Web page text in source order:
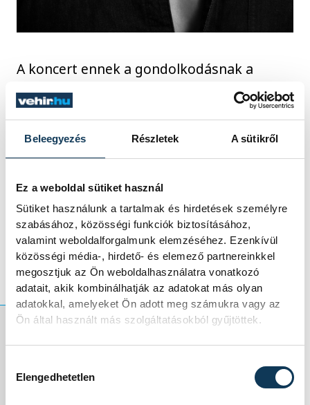
Beleegyezés Részletek A sütikről
Ez a weboldal sütiket használ
Sütiket használunk a tartalmak és hirdetések személyre
szabásához, közösségi funkciók biztosításához,
valamint weboldalforgalmunk elemzéséhez. Ezenkívül
közösségi média-, hirdető- és elemező partnereinkkel
megosztjuk az Ön weboldalhasználatra vonatkozó
adatait, akik kombinálhatják az adatokat más olyan
adatokkal, amelyeket Ön adott meg számukra vagy az
Ön által használt más szolgáltatásokból gyűjtöttek.
Elengedhetetlen
A koncert ennek a gondolkodásnak a
lenyomata. „Semmiféle megoldandó
feladatra nem gondolok közben, ez a
legjobb része. Ott van két óra, és
jelenik meg, a gondolatok személyes
példákon keresztül bontakoznak ki, de
fontos számomra, hogy ezzel másokon
segítsek.
mit miért csinál, ha